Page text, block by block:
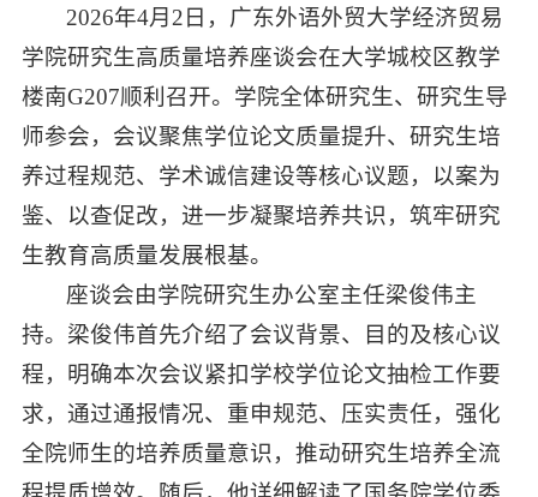
2026年4月2日，广东外语外贸大学经济贸易
学院研究生高质量培养座谈会在大学城校区教学
楼南G207顺利召开。学院全体研究生、研究生导
师参会，会议聚焦学位论文质量提升、研究生培
养过程规范、学术诚信建设等核心议题，以案为
鉴、以查促改，进一步凝聚培养共识，筑牢研究
生教育高质量发展根基。
座谈会由学院研究生办公室主任梁俊伟主
持。梁俊伟首先介绍了会议背景、目的及核心议
程，明确本次会议紧扣学校学位论文抽检工作要
求，通过通报情况、重申规范、压实责任，强化
全院师生的培养质量意识，推动研究生培养全流